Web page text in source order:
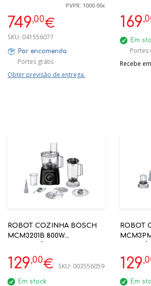
XL 1400W C/ COPO LIQ.
VIDRO E TAÇA 5 LITROS
(AQUECIMENTO)
PVPR: 1000.00€
749,00€
SKU: 041556077
Por encomenda
Portes grátis
Obter previsão de entrega.
169
Em
Portes
Recebe
ROBOT COZINHA BOSCH
MCM3201B 800W
129,00€ SKU: 003556059
Em stock
ROBOT
129
Em